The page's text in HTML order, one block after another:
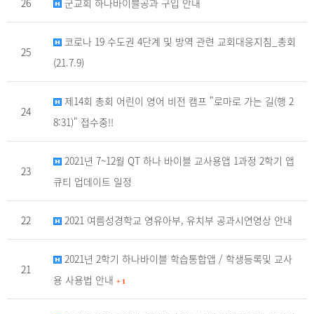
26 군교회 하나바이블공과 구입 안내
25
코로나 19 수도권 4단계 및 방역 관련 교회대응지침_총회
(21.7.9)
24
제14회 총회 어린이 영어 비전 캠프 "로마로 가는 길(행 2
8:31)" 접수중!!
23
2021년 7~12월 QT 하나 바이블 교사용앱 1과정 2학기 앱
큐티 업데이트 일정
22 2021 여름성경학교 영유아부, 유치부 공과시연영상 안내
21
2021년 2학기 하나바이블 학습통합앱 / 학생등록및 교사
용 사용법 안내 + 1